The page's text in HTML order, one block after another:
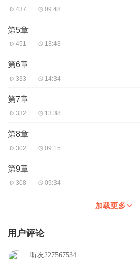
437 09:48
第5章
451 13:43
第6章
333 14:34
第7章
332 13:38
第8章
302 09:15
第9章
308 09:34
加载更多
用户评论
听友227567534